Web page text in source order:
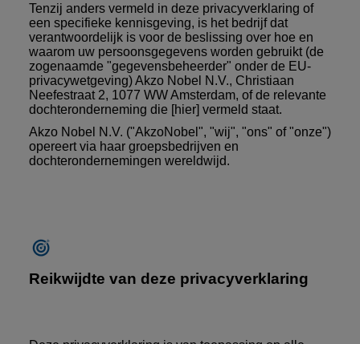
Tenzij anders vermeld in deze privacyverklaring of
een specifieke kennisgeving, is het bedrijf dat
verantwoordelijk is voor de beslissing over hoe en
waarom uw persoonsgegevens worden gebruikt (de
zogenaamde "gegevensbeheerder" onder de EU-
privacywetgeving) Akzo Nobel N.V., Christiaan
Neefestraat 2, 1077 WW Amsterdam, of de relevante
dochteronderneming die [hier] vermeld staat.
Akzo Nobel N.V. ("AkzoNobel", "wij", "ons" of "onze")
opereert via haar groepsbedrijven en
dochterondernemingen wereldwijd.
Reikwijdte van deze privacyverklaring